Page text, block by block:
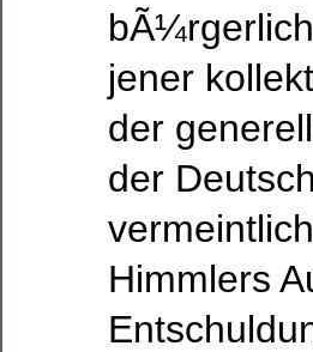
jener
der
der
Himmlers